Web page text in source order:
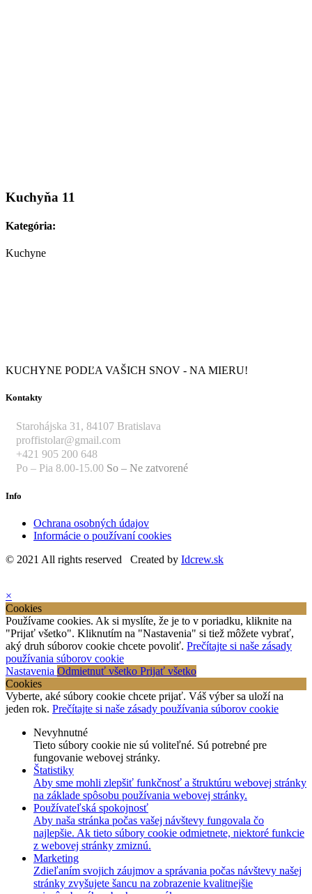
Kuchyňa 11
Kategória:
Kuchyne
KUCHYNE PODĽA VAŠICH SNOV - NA MIERU!
Kontakty
Starohájska 31, 84107 Bratislava
proffistolar@gmail.com
+421 905 200 648
Po – Pia 8.00-15.00 So – Ne zatvorené
Info
Ochrana osobných údajov
Informácie o používaní cookies
© 2021 All rights reserved Created by Idcrew.sk
×
Cookies
Používame cookies. Ak si myslíte, že je to v poriadku, kliknite na
"Prijať všetko". Kliknutím na "Nastavenia" si tiež môžete vybrať,
aký druh súborov cookie chcete povoliť. Prečítajte si naše zásady
používania súborov cookie
Nastavenia Odmietnuť všetko Prijať všetko
Cookies
Vyberte, aké súbory cookie chcete prijať. Váš výber sa uloží na
jeden rok. Prečítajte si naše zásady používania súborov cookie
Nevyhnutné
Tieto súbory cookie nie sú voliteľné. Sú potrebné pre
fungovanie webovej stránky.
Štatistiky
Aby sme mohli zlepšiť funkčnosť a štruktúru webovej stránky
na základe spôsobu používania webovej stránky.
Používateľská spokojnosť
Aby naša stránka počas vašej návštevy fungovala čo
najlepšie. Ak tieto súbory cookie odmietnete, niektoré funkcie
z webovej stránky zmiznú.
Marketing
Zdieľaním svojich záujmov a správania počas návštevy našej
stránky zvyšujete šancu na zobrazenie kvalitnejšie